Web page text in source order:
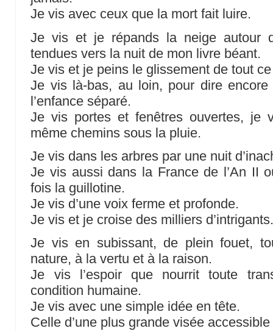
Je vis avec ceux que la mort fait luire.
Je vis et je répands la neige autour
tendues vers la nuit de mon livre béant.
Je vis et je peins le glissement de tout
Je vis là-bas, au loin, pour dire
l’enfance séparé.
Je vis portes et fenêtres ouvertes, je
même chemins sous la pluie.
Je vis dans les arbres par une nuit
Je vis aussi dans la France de l’An II
fois la guillotine.
Je vis d’une voix ferme et profonde.
Je vis et je croise des milliers
Je vis en subissant, de plein fouet,
nature, à la vertu et à la raison.
Je vis l’espoir que nourrit toute
condition humaine.
Je vis avec une simple idée en tête.
Celle d’une plus grande visée